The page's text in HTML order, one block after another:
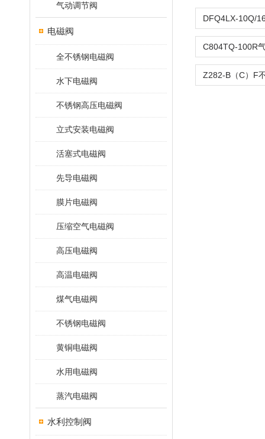
气动调节阀
电磁阀
全不锈钢电磁阀
水下电磁阀
不锈钢高压电磁阀
立式安装电磁阀
活塞式电磁阀
先导电磁阀
膜片电磁阀
压缩空气电磁阀
高压电磁阀
高温电磁阀
煤气电磁阀
不锈钢电磁阀
黄铜电磁阀
水用电磁阀
蒸汽电磁阀
水利控制阀